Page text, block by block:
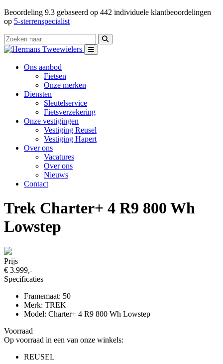
Beoordeling 9.3 gebaseerd op 442 individuele klantbeoordelingen
op 5-sterrenspecialist
Ons aanbod
Fietsen
Onze merken
Diensten
Sleutelservice
Fietsverzekering
Onze vestigingen
Vestiging Reusel
Vestiging Hapert
Over ons
Vacatures
Over ons
Nieuws
Contact
Trek Charter+ 4 R9 800 Wh
Lowstep
Prijs
€ 3.999,-
Specificaties
Framemaat: 50
Merk: TREK
Model: Charter+ 4 R9 800 Wh Lowstep
Voorraad
Op voorraad in een van onze winkels:
REUSEL